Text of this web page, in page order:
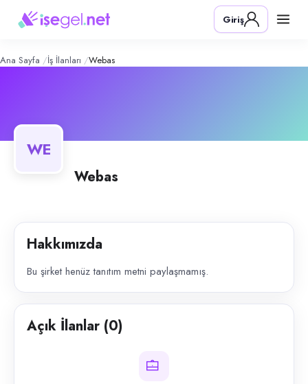
– Şirket Profili Giriş
Ana Sayfa İş İlanları Webas
WE
Webas
Hakkımızda
Bu şirket henüz tanıtım metni paylaşmamış.
Açık İlanlar (0)